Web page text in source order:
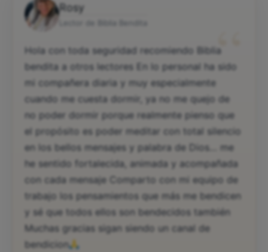
Rosy
“
Hola con toda seguridad recomiendo Biblia
bendita a otros lectores En lo personal ha sido
mi compañera diaria y muy especialmente
cuando me cuesta dormir, ya no me quejo de
no poder dormir porque realmente pienso que
el propósito es poder meditar con total silencio
en los bellos mensajes y palabra de Dios… me
he sentido fortalecida, animada y acompañada
con cada mensaje Comparto con mi equipo de
trabajo los pensamientos que más me bendicen
y sé que todos ellos son bendecidos también
Muchas gracias sigan siendo un canal de
bendicion